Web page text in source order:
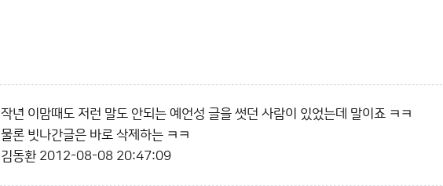
작년 이맘때도 저런 말도 안되는 예언성 글을 썻던 사람이 있었는데 말이죠 ㅋㅋ
물론 빗나간글은 바로 삭제하는 ㅋㅋ
김동환 2012-08-08 20:47:09